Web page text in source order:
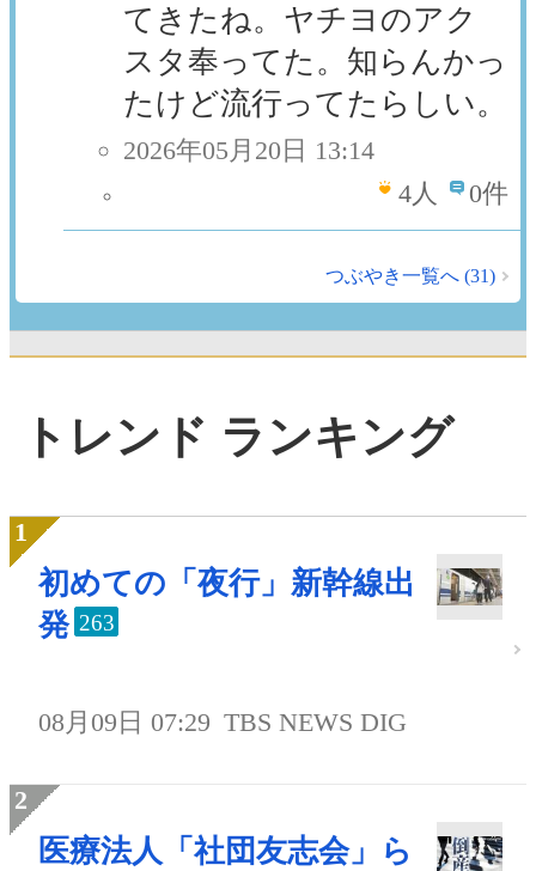
てきたね。ヤチヨのアク
スタ奉ってた。知らんかっ
たけど流行ってたらしい。
2026年05月20日 13:14
4 人 0件
つぶやき一覧へ (31)
トレンド ランキング
初めての「夜行」新幹線出
発 263
08月09日 07:29 TBS NEWS DIG
医療法人「社団友志会」ら